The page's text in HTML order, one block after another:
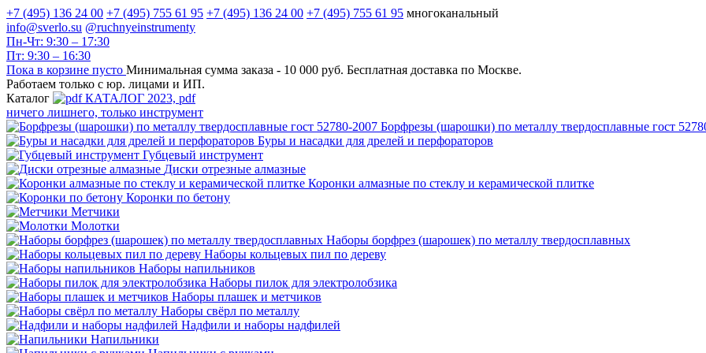
+7 (495) 136 24 00 +7 (495) 755 61 95 +7 (495) 136 24 00 +7 (495) 755 61 95 многоканальный
info@sverlo.su @ruchnyeinstrumenty
Пн-Чт: 9:30 – 17:30
Пт: 9:30 – 16:30
Пока в корзине пусто Минимальная сумма заказа - 10 000 руб. Бесплатная доставка по Москве.
Работаем только с юр. лицами и ИП.
Каталог
КАТАЛОГ 2023, рdf
ничего лишнего, только инструмент
Борфрезы (шарошки) по металлу твердосплавные гост
Буры и насадки для дрелей и перфораторов
Губцевый инструмент
Диски отрезные алмазные
Коронки алмазные по стеклу и керамической плитке
Коронки по бетону
Метчики
Молотки
Наборы борфрез (шарошек) по металлу твердосплавных
Наборы кольцевых пил по дереву
Наборы напильников
Наборы пилок для электролобзика
Наборы плашек и метчиков
Наборы свёрл по металлу
Надфили и наборы надфилей
Напильники